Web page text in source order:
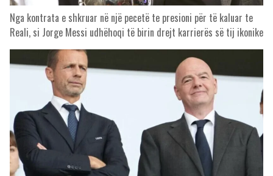
Nga kontrata e shkruar në një pecetë te presioni për të kaluar te
Reali, si Jorge Messi udhëhoqi të birin drejt karrierës së tij ikonike